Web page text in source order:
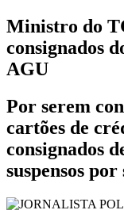
Ministro do
consignados
AGU
Por serem
cartões de
consignados
suspensos